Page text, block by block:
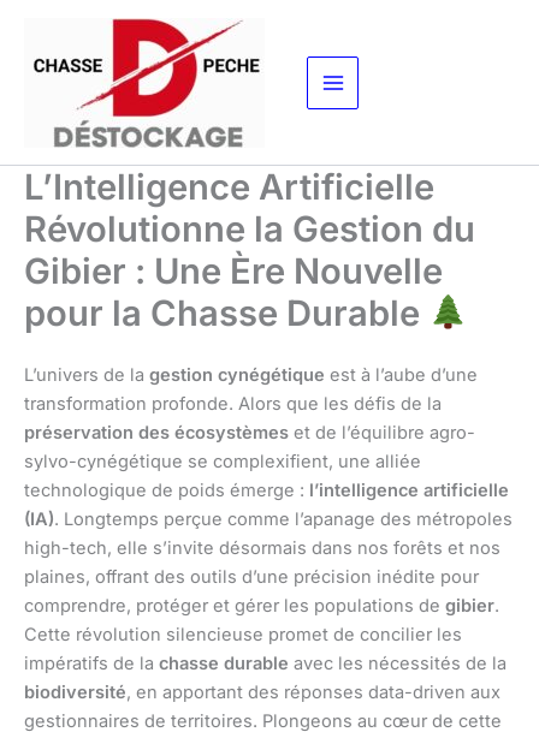
contenu
L’Intelligence Artificielle
Révolutionne la Gestion du
Gibier : Une Ère Nouvelle
pour la Chasse Durable
L’univers de la gestion cynégétique est à l’aube d’une
transformation profonde. Alors que les défis de la
préservation des écosystèmes et de l’équilibre agro-
sylvo-cynégétique se complexifient, une alliée
technologique de poids émerge : l’intelligence artificielle
(IA). Longtemps perçue comme l’apanage des métropoles
high-tech, elle s’invite désormais dans nos forêts et nos
plaines, offrant des outils d’une précision inédite pour
comprendre, protéger et gérer les populations de gibier.
Cette révolution silencieuse promet de concilier les
impératifs de la chasse durable avec les nécessités de la
biodiversité, en apportant des réponses data-driven aux
gestionnaires de territoires. Plongeons au cœur de cette